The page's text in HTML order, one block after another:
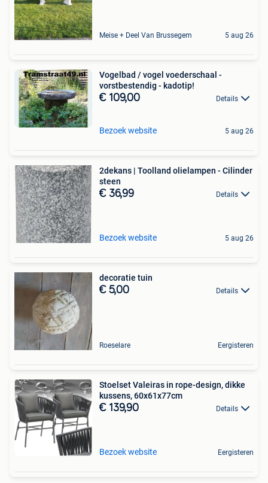
Meise + Deel Van Brussegem 5 aug 26
Vogelbad / vogel voederschaal -
vorstbestendig - kadotip!
€ 109,00 Details
Bezoek website 5 aug 26
2dekans | Toolland olielampen - Cilinder
steen
€ 36,99 Details
Bezoek website 5 aug 26
decoratie tuin
€ 5,00 Details
Roeselare Eergisteren
Stoelset Valeiras in rope-design, dikke
kussens, 60x61x77cm
€ 139,90 Details
Bezoek website Eergisteren